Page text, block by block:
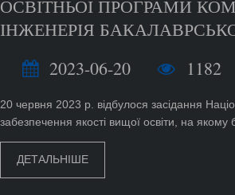
ОСВІТНЬОЇ ПРОГРАМИ
ІНЖЕНЕРІЯ
2023-06-20
1182
20 червня 2023 р. відбулося засідання
забезпечення якості вищої освіти, на якому
ДЕТАЛЬНІШЕ